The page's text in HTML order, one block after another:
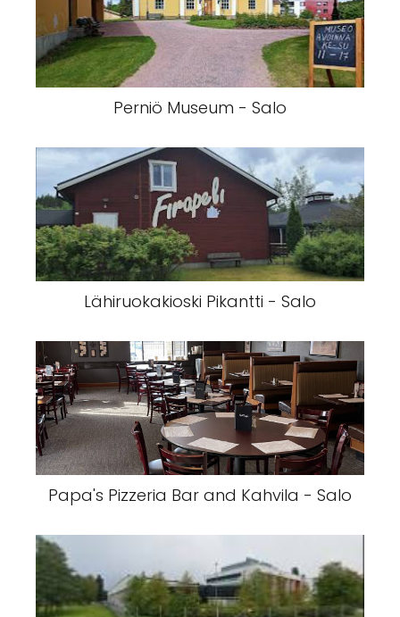
Perniö Museum - Salo
Lähiruokakioski Pikantti - Salo
Papa's Pizzeria Bar and Kahvila - Salo